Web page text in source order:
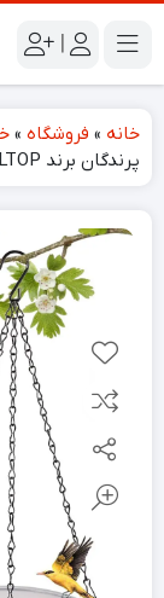
|
خانه » فروشگاه »
پرندگان برند HRAYLTOP کد 25844